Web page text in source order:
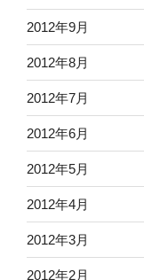
2012年9月
2012年8月
2012年7月
2012年6月
2012年5月
2012年4月
2012年3月
2012年2月